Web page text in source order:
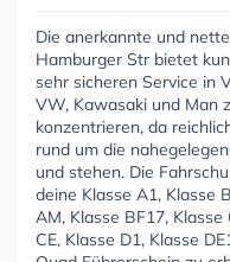
Die anerkannte und
Hamburger Str bietet
sehr sicheren Service in
VW, Kawasaki und Man
konzentrieren, da
rund um die
und stehen. Die
deine Klasse A1, Klasse
AM, Klasse BF17, Klasse
CE, Klasse D1, Klasse